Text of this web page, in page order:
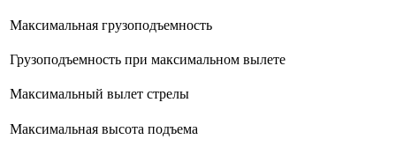
Максимальная грузоподъемность
Грузоподъемность при максимальном вылете
Максимальный вылет стрелы
Максимальная высота подъема